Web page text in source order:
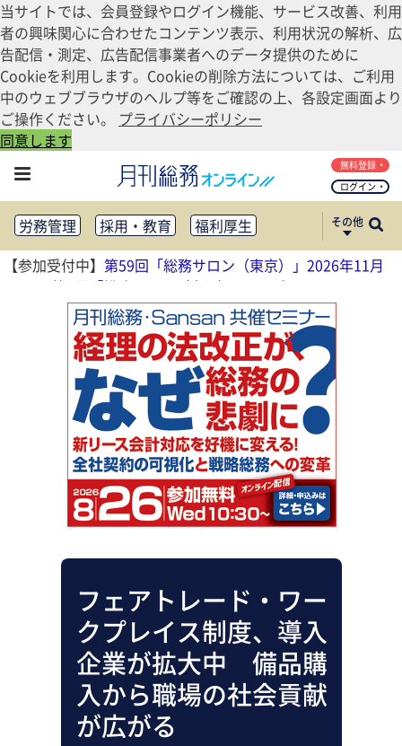
当サイトでは、会員登録やログイン機能、サービス改善、利用
者の興味関心に合わせたコンテンツ表示、利用状況の解析、広
告配信・測定、広告配信事業者へのデータ提供のために
Cookieを利用します。Cookieの削除方法については、ご利用
中のウェブブラウザのヘルプ等をご確認の上、各設定画面より
ご操作ください。 プライバシーポリシー
同意します
ログイン
無料登録
労務管理 採用・教育
福利厚生
健康経営
働き方改革
法務・コンプライアンス
リスクマネジメント・BCP
社外・社内広報
社外・社内コミュニケーション活性化
FM・オフィス移転
CSR・SDGs
テクノロジー活用・DX
助成金・補助金・コスト削減
アウトソーシング・BPO
調査・レポート
その他
【参加受付中】 第59回「総務サロン（東京）」2026年11月
第4回「総務サロン（大阪）」2026年11月17日
フェアトレード・ワー
クプレイス制度、導入
企業が拡大中 備品購
入から職場の社会貢献
が広がる